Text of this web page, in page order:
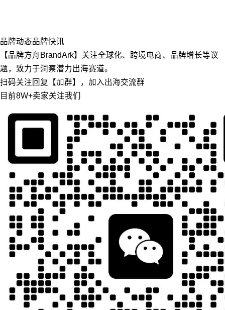
品牌动态品牌快讯
【品牌方舟BrandArk】关注全球化、跨境电商、品牌增长等议
题，致力于洞察潜力出海赛道。
扫码关注回复【加群】，加入出海交流群
目前8W+卖家关注我们